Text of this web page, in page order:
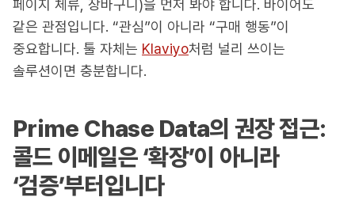
페이지 체류, 장바구니)을 먼저 봐야 합니다. 바이어도
같은 관점입니다. “관심”이 아니라 “구매 행동”이
중요합니다. 툴 자체는 Klaviyo처럼 널리 쓰이는
솔루션이면 충분합니다.
Prime Chase Data의 권장 접근:
콜드 이메일은 ‘확장’이 아니라
‘검증’부터입니다